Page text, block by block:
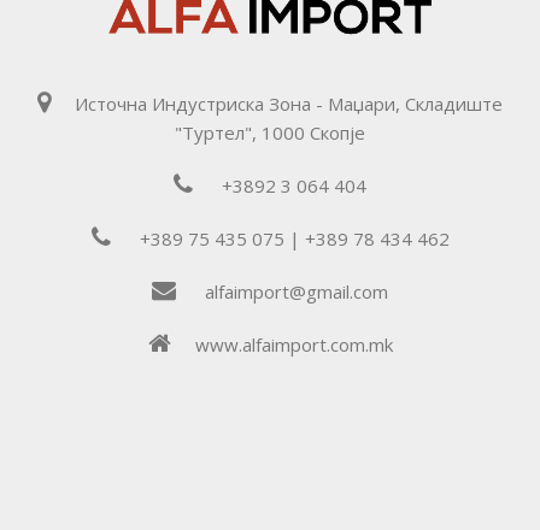
Источна Индустриска Зона - Маџари, Складиште
"Туртел", 1000 Скопје
+3892 3 064 404
+389 75 435 075 | +389 78 434 462
alfaimport@gmail.com
www.alfaimport.com.mk